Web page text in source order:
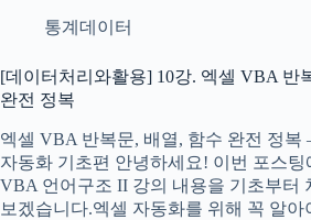
통계데이터
[데이터처리와활용] 10강. 엑셀 VBA 반
완전 정복
엑셀 VBA 반복문, 배열, 함수 완전 정
자동화 기초편 안녕하세요! 이번 포스팅
VBA 언어구조 II 강의 내용을 기초부터
보겠습니다.엑셀 자동화를 위해 꼭 알아